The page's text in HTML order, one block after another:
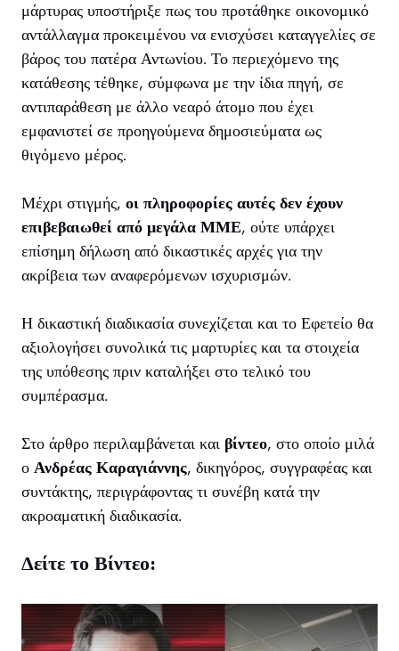
μάρτυρας υποστήριξε πως του προτάθηκε οικονομικό
αντάλλαγμα προκειμένου να ενισχύσει καταγγελίες σε
βάρος του πατέρα Αντωνίου. Το περιεχόμενο της
κατάθεσης τέθηκε, σύμφωνα με την ίδια πηγή, σε
αντιπαράθεση με άλλο νεαρό άτομο που έχει
εμφανιστεί σε προηγούμενα δημοσιεύματα ως
θιγόμενο μέρος.
Μέχρι στιγμής, οι πληροφορίες αυτές δεν έχουν
επιβεβαιωθεί από μεγάλα ΜΜΕ, ούτε υπάρχει
επίσημη δήλωση από δικαστικές αρχές για την
ακρίβεια των αναφερόμενων ισχυρισμών.
Η δικαστική διαδικασία συνεχίζεται και το Εφετείο θα
αξιολογήσει συνολικά τις μαρτυρίες και τα στοιχεία
της υπόθεσης πριν καταλήξει στο τελικό του
συμπέρασμα.
Στο άρθρο περιλαμβάνεται και βίντεο, στο οποίο μιλά
ο Ανδρέας Καραγιάννης, δικηγόρος, συγγραφέας και
συντάκτης, περιγράφοντας τι συνέβη κατά την
ακροαματική διαδικασία.
Δείτε το Βίντεο: